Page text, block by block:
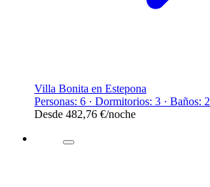
Villa Bonita en Estepona
Personas: 6 · Dormitorios: 3 · Baños: 2
Desde 482,76 €/noche